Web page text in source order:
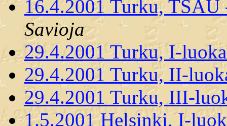
16.4.2001 Turku,
Savioja
29.4.2001 Turku, I-
29.4.2001 Turku, II-
29.4.2001 Turku, III-
1.5.2001 Helsinki, I-